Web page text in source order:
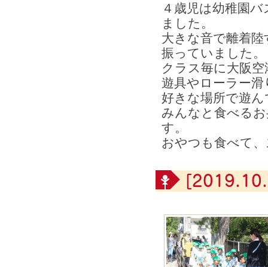
４歳児は幼稚園
ました。
大きな音で離着
振っていました
クラス毎に大阪
遊具やローラー
好きな場所で遊
みんなと食べる
す。
おやつも食べて